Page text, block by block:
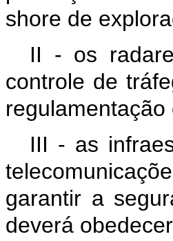
shore de
II - os
controle de
regulamentação
III - as
garantir a
deverá